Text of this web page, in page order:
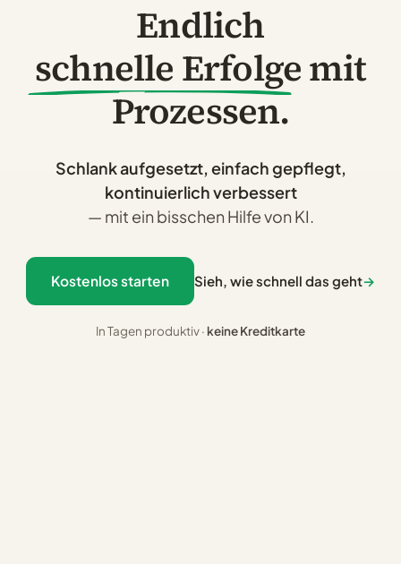
Endlich
schnelle Erfolgemit
Prozessen.
Schlank aufgesetzt, einfach gepflegt,
kontinuierlich verbessert
— mit ein bisschen Hilfe von KI.
Kostenlos starten Sieh, wie schnell das geht→
In Tagen produktiv · keine Kreditkarte